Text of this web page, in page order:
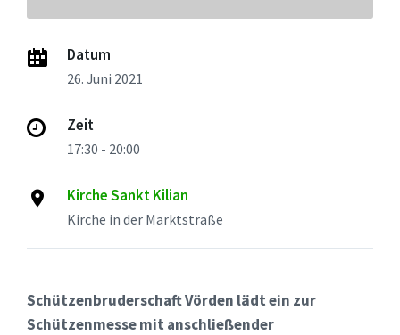
Datum
26. Juni 2021
Zeit
17:30 - 20:00
Kirche Sankt Kilian
Kirche in der Marktstraße
Schützenbruderschaft Vörden lädt ein zur
Schützenmesse mit anschließender